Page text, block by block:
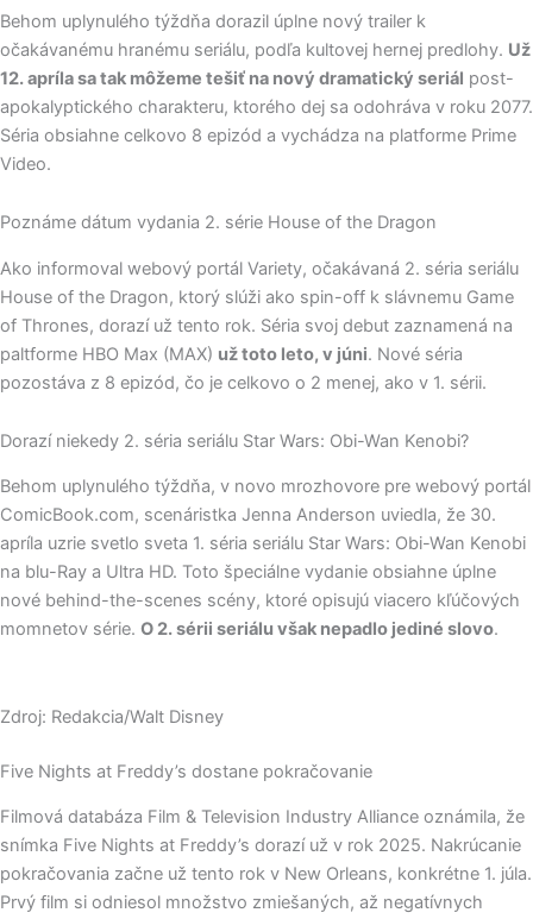
Behom uplynulého týždňa dorazil úplne nový trailer k
očakávanému hranému seriálu, podľa kultovej hernej predlohy. Už
12. apríla sa tak môžeme tešiť na nový dramatický seriál post-
apokalyptického charakteru, ktorého dej sa odohráva v roku 2077.
Séria obsiahne celkovo 8 epizód a vychádza na platforme Prime
Video.
Poznáme dátum vydania 2. série House of the Dragon
Ako informoval webový portál Variety, očakávaná 2. séria seriálu
House of the Dragon, ktorý slúži ako spin-off k slávnemu Game
of Thrones, dorazí už tento rok. Séria svoj debut zaznamená na
paltforme HBO Max (MAX) už toto leto, v júni. Nové séria
pozostáva z 8 epizód, čo je celkovo o 2 menej, ako v 1. sérii.
Dorazí niekedy 2. séria seriálu Star Wars: Obi-Wan Kenobi?
Behom uplynulého týždňa, v novo mrozhovore pre webový portál
ComicBook.com, scenáristka Jenna Anderson uviedla, že 30.
apríla uzrie svetlo sveta 1. séria seriálu Star Wars: Obi-Wan Kenobi
na blu-Ray a Ultra HD. Toto špeciálne vydanie obsiahne úplne
nové behind-the-scenes scény, ktoré opisujú viacero kľúčových
momnetov série. O 2. sérii seriálu však nepadlo jediné slovo.
Zdroj: Redakcia/Walt Disney
Five Nights at Freddy’s dostane pokračovanie
Filmová databáza Film & Television Industry Alliance oznámila, že
snímka Five Nights at Freddy’s dorazí už v rok 2025. Nakrúcanie
pokračovania začne už tento rok v New Orleans, konkrétne 1. júla.
Prvý film si odniesol množstvo zmiešaných, až negatívnych